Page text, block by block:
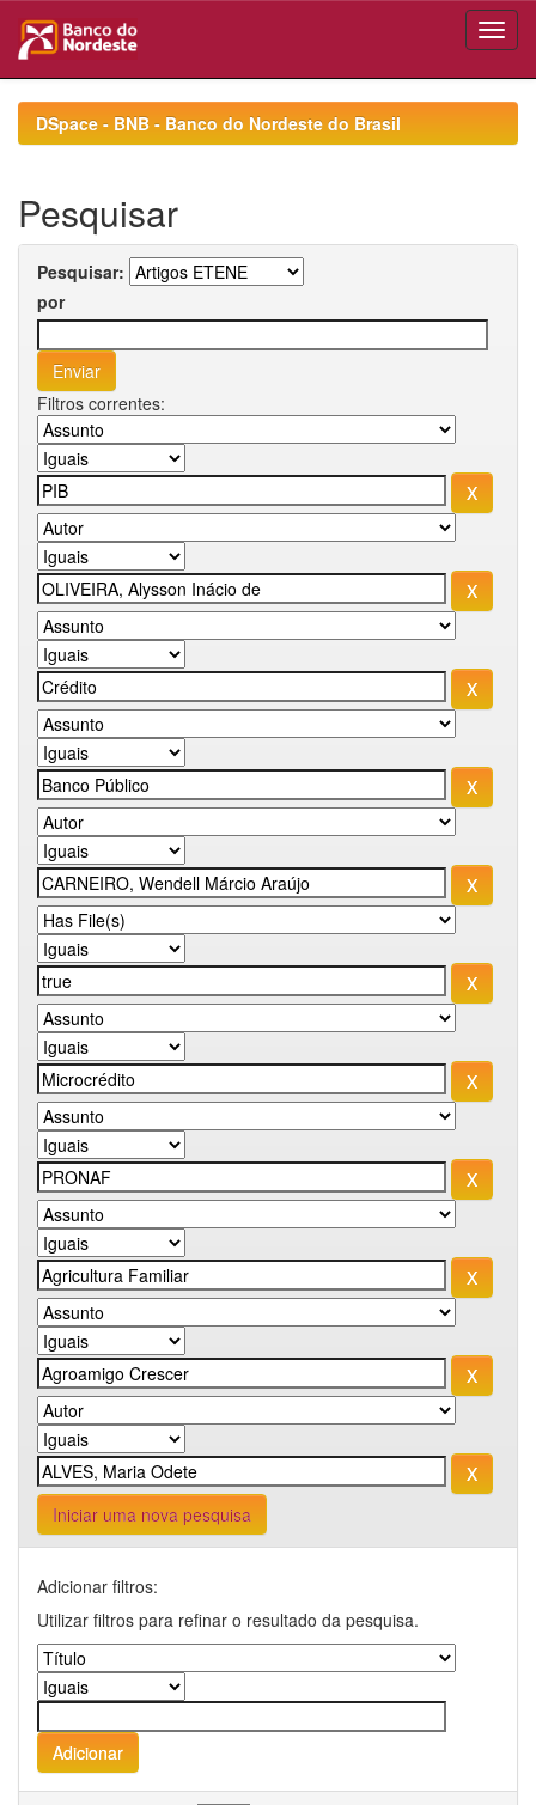
navigationDSpace - BNB - Banco do Nordeste do Brasil
Pesquisar
Pesquisar:
por
Filtros correntes:
Iniciar uma nova pesquisa
Adicionar filtros:
Utilizar filtros para refinar o resultado da pesquisa.